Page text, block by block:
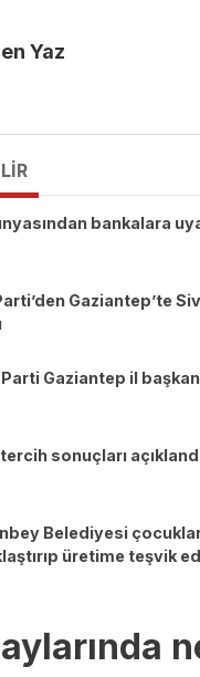
Yaz
bankalara
Gaziantep’te
Parti Gaziantep il
tercih sonuçları
Belediyesi
üretime teşvik